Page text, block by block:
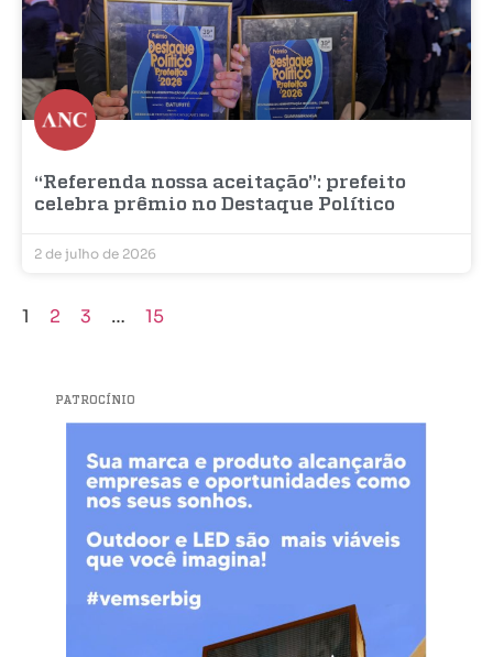
“Referenda nossa aceitação”: prefeito
celebra prêmio no Destaque Político
2 de julho de 2026
1 2 3 … 15
PATROCÍNIO